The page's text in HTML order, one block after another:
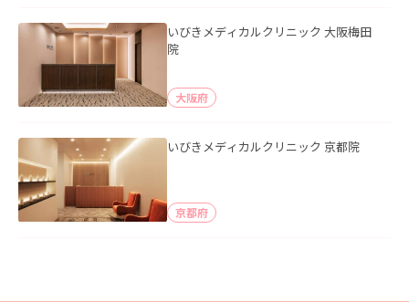
いびきメディカルクリニック 大阪梅田
院
大阪府
いびきメディカルクリニック 京都院
京都府